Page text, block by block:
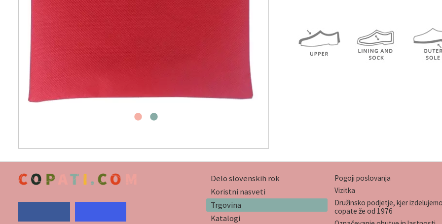
Delo slovenskih rok
Koristni nasveti
Trgovina
Katalogi
Pogoji poslovanja
Vizitka
Družinsko podjetje, kjer
copate že od 1976